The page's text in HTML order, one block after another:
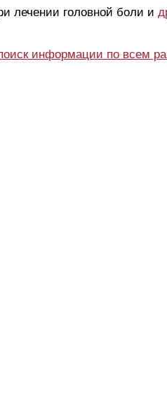
лечении головной боли и
информации по всем